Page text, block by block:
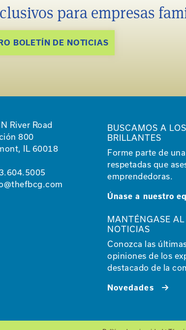
para empresas
BOLETÍN DE NOTICIAS
River Road
800
IL 60018
BUSCAMOS A
BRILLANTES
Forme parte de
respetadas que
emprendedoras.
Únase a nuestro
MANTÉNGASE
NOTICIAS
Conozca las
opiniones de los
destacado de la
Novedades